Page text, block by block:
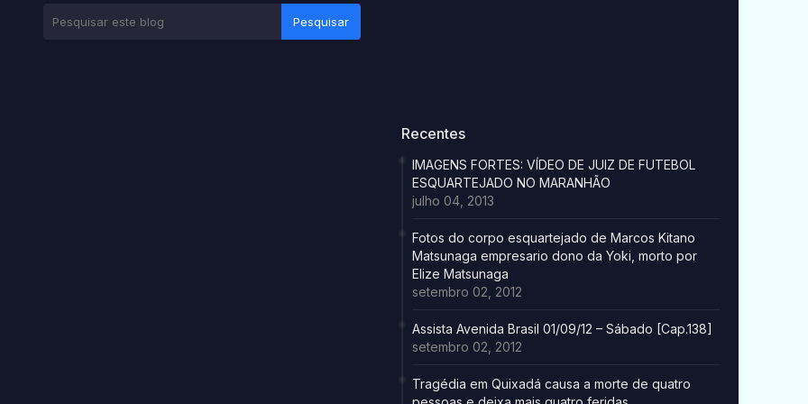
Recentes
IMAGENS FORTES: VÍDEO DE JUIZ DE FUTEBOL
ESQUARTEJADO NO MARANHÃO
julho 04, 2013
Fotos do corpo esquartejado de Marcos Kitano
Matsunaga empresario dono da Yoki, morto por
Elize Matsunaga
setembro 02, 2012
Assista Avenida Brasil 01/09/12 – Sábado [Cap.138]
setembro 02, 2012
Tragédia em Quixadá causa a morte de quatro